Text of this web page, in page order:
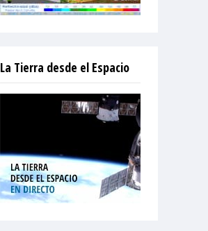
La Tierra desde el Espacio